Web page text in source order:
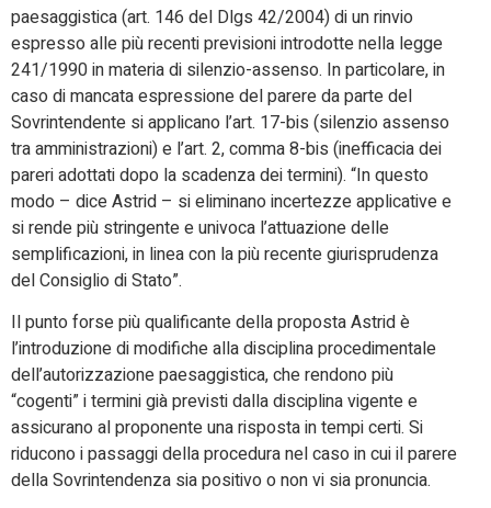
paesaggistica (art. 146 del Dlgs 42/2004) di un rinvio
espresso alle più recenti previsioni introdotte nella legge
241/1990 in materia di silenzio-assenso. In particolare, in
caso di mancata espressione del parere da parte del
Sovrintendente si applicano l’art. 17-bis (silenzio assenso
tra amministrazioni) e l’art. 2, comma 8-bis (inefficacia dei
pareri adottati dopo la scadenza dei termini). “In questo
modo – dice Astrid – si eliminano incertezze applicative e
si rende più stringente e univoca l’attuazione delle
semplificazioni, in linea con la più recente giurisprudenza
del Consiglio di Stato”.
Il punto forse più qualificante della proposta Astrid è
l’introduzione di modifiche alla disciplina procedimentale
dell’autorizzazione paesaggistica, che rendono più
“cogenti” i termini già previsti dalla disciplina vigente e
assicurano al proponente una risposta in tempi certi. Si
riducono i passaggi della procedura nel caso in cui il parere
della Sovrintendenza sia positivo o non vi sia pronuncia.